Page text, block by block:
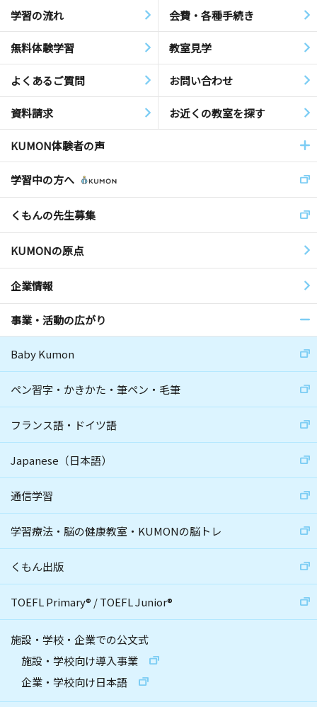
学習の流れ 会費・各種手続き
無料体験学習 教室見学
よくあるご質問 お問い合わせ
資料請求 お近くの教室を探す
KUMON体験者の声
学習中の方へ
くもんの先生募集
KUMONの原点
企業情報
事業・活動の広がり
Baby Kumon
ペン習字・かきかた・筆ペン・毛筆
フランス語・ドイツ語
Japanese（日本語）
通信学習
学習療法・脳の健康教室・KUMONの脳トレ
くもん出版
TOEFL Primary® /TOEFL Junior®
施設・学校・企業での公文式
施設・学校向け導入事業
企業・学校向け日本語